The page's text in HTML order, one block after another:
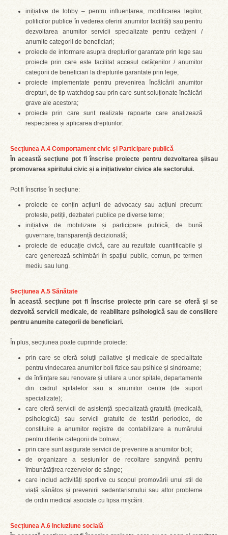
inițiative de lobby – pentru influențarea, modificarea legilor,
politicilor publice în vederea oferirii anumitor facilități sau pentru
dezvoltarea anumitor servicii specializate pentru cetățeni /
anumite categorii de beneficiari;
proiecte de informare asupra drepturilor garantate prin lege sau
proiecte prin care este facilitat accesul cetățenilor / anumitor
categorii de beneficiari la drepturile garantate prin lege;
proiecte implementate pentru prevenirea încălcării anumitor
drepturi, de tip watchdog sau prin care sunt soluționate încălcări
grave ale acestora;
proiecte prin care sunt realizate rapoarte care analizează
respectarea și aplicarea drepturilor.
Secțiunea A.4 Comportament civic și Participare publică
În această secțiune pot fi înscrise proiecte pentru dezvoltarea și/sau
promovarea spiritului civic și a inițiativelor civice ale sectorului.
Pot fi înscrise în secțiune:
proiecte ce conțin acțiuni de advocacy sau acțiuni precum:
proteste, petiții, dezbateri publice pe diverse teme;
inițiative de mobilizare și participare publică, de bună
guvernare, transparență decizională;
proiecte de educație civică, care au rezultate cuantificabile și
care generează schimbări în spațiul public, comun, pe termen
mediu sau lung.
Secțiunea A.5 Sănătate
În această secțiune pot fi înscrise proiecte prin care se oferă și se
dezvoltă servicii medicale, de reabilitare psihologică sau de consiliere
pentru anumite categorii de beneficiari.
În plus, secțiunea poate cuprinde proiecte:
prin care se oferă soluții paliative și medicale de specialitate
pentru vindecarea anumitor boli fizice sau psihice și sindroame;
de înființare sau renovare și utilare a unor spitale, departamente
din cadrul spitalelor sau a anumitor centre (de suport
specializate);
care oferă servicii de asistență specializată gratuită (medicală,
psihologică) sau servicii gratuite de testări periodice, de
constituire a anumitor registre de contabilizare a numărului
pentru diferite categorii de bolnavi;
prin care sunt asigurate servicii de prevenire a anumitor boli;
de organizare a sesiunilor de recoltare sangvină pentru
îmbunătățirea rezervelor de sânge;
care includ activități sportive cu scopul promovării unui stil de
viață sănătos și prevenirii sedentarismului sau altor probleme
de ordin medical asociate cu lipsa mișcării.
Secțiunea A.6 Incluziune socială